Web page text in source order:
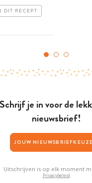
DIT RECEPT
Schrijf je in voor de
nieuwsbrief!
Uitschrijven is op elk moment
Privacybeleid